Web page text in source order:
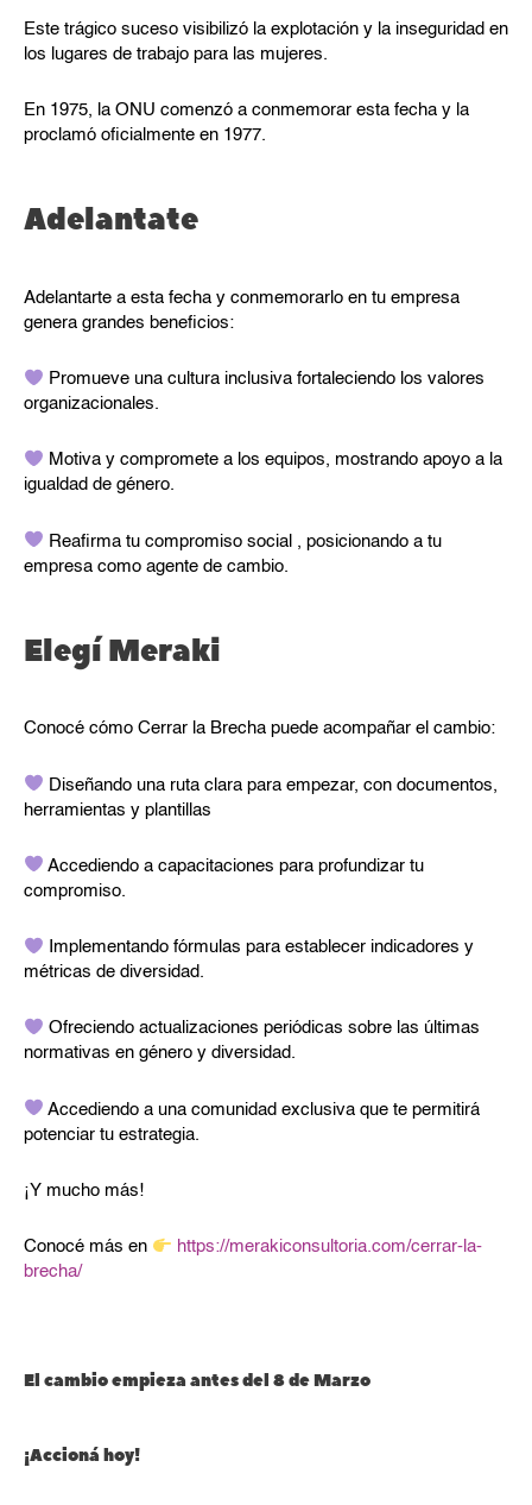
Este trágico suceso visibilizó la explotación y la inseguridad en
los lugares de trabajo para las mujeres.
En 1975, la ONU comenzó a conmemorar esta fecha y la
proclamó oficialmente en 1977.
Adelantate
Adelantarte a esta fecha y conmemorarlo en tu empresa
genera grandes beneficios:
Promueve una cultura inclusiva fortaleciendo los valores
organizacionales.
Motiva y compromete a los equipos, mostrando apoyo a la
igualdad de género.
Reafirma tu compromiso social , posicionando a tu
empresa como agente de cambio.
Elegí Meraki
Conocé cómo Cerrar la Brecha puede acompañar el cambio:
Diseñando una ruta clara para empezar, con documentos,
herramientas y plantillas
Accediendo a capacitaciones para profundizar tu
compromiso.
Implementando fórmulas para establecer indicadores y
métricas de diversidad.
Ofreciendo actualizaciones periódicas sobre las últimas
normativas en género y diversidad.
Accediendo a una comunidad exclusiva que te permitirá
potenciar tu estrategia.
¡Y mucho más!
Conocé más en
https://merakiconsultoria.com/cerrar-la-
brecha/
El cambio empieza antes del 8 de Marzo
¡Accioná hoy!